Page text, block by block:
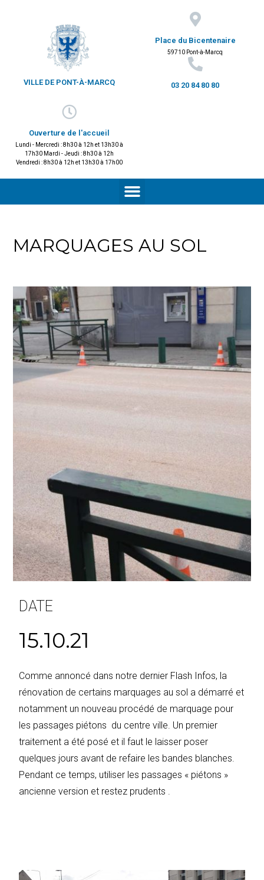
VILLE DE PONT-À-MARCQ
Place du Bicentenaire
59710 Pont-à-Marcq
03 20 84 80 80
Ouverture de l'accueil
Lundi - Mercredi : 8h30 à 12h et 13h30 à
17h30 Mardi - Jeudi : 8h30 à 12h
Vendredi : 8h30 à 12h et 13h30 à 17h00
MARQUAGES AU SOL
DATE
15.10.21
Comme annoncé dans notre dernier Flash Infos, la
rénovation de certains marquages au sol a démarré et
notamment un nouveau procédé de marquage pour
les passages piétons du centre ville. Un premier
traitement a été posé et il faut le laisser poser
quelques jours avant de refaire les bandes blanches.
Pendant ce temps, utiliser les passages « piétons »
ancienne version et restez prudents .